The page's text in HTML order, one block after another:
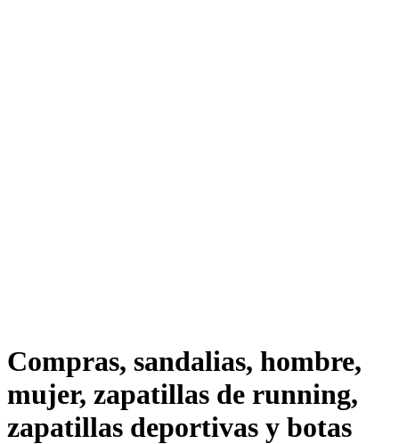
Compras, sandalias, hombre,
mujer, zapatillas de running,
zapatillas deportivas y botas